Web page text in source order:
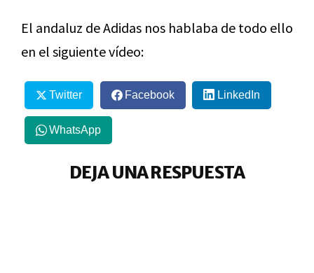
El andaluz de Adidas nos hablaba de todo ello
en el siguiente vídeo:
Twitter Facebook LinkedIn
WhatsApp
DEJA UNA RESPUESTA